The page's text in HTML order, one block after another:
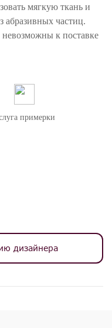
мягкую ткань и
абразивных частиц.
к поставке
примерки
дизайнера